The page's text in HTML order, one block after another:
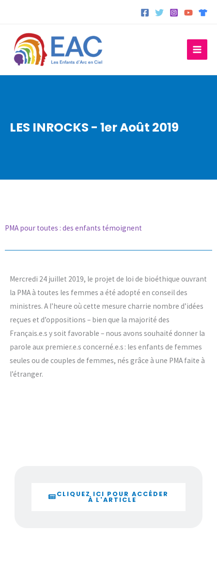
contenu
LES INROCKS - 1er Août 2019
PMA pour toutes : des enfants témoignent
Mercredi 24 juillet 2019, le projet de loi de bioéthique ouvrant
la PMA à toutes les femmes a été adopté en conseil des
ministres. A l’heure où cette mesure charrie nombre d’idées
reçues et d’oppositions – bien que la majorité des
Français.e.s y soit favorable – nous avons souhaité donner la
parole aux premier.e.s concerné.e.s : les enfants de femmes
seules ou de couples de femmes, nés grâce à une PMA faite à
l’étranger.
CLIQUEZ ICI POUR ACCÉDER
À L'ARTICLE